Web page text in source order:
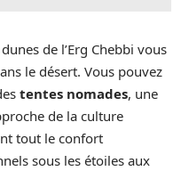
de l’Erg Chebbi vous
le désert. Vous pouvez
tentes nomades, une
de la culture
tout le confort
sous les étoiles aux